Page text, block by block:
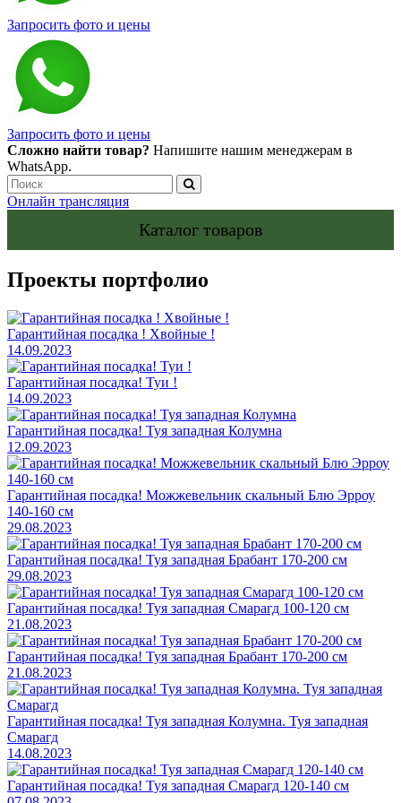
Запросить фото и цены
Запросить фото и цены
Сложно найти товар? Напишите нашим менеджерам в
WhatsApp.
Онлайн трансляция
Каталог товаров
Проекты портфолио
Гарантийная посадка ! Хвойные !
14.09.2023
Гарантийная посадка! Туи !
14.09.2023
Гарантийная посадка! Туя западная Колумна
12.09.2023
Гарантийная посадка! Можжевельник скальный Блю Эрроу
140-160 см
29.08.2023
Гарантийная посадка! Туя западная Брабант 170-200 см
29.08.2023
Гарантийная посадка! Туя западная Смарагд 100-120 см
21.08.2023
Гарантийная посадка! Туя западная Брабант 170-200 см
21.08.2023
Гарантийная посадка! Туя западная Колумна. Туя западная
Смарагд
14.08.2023
Гарантийная посадка! Туя западная Смарагд 120-140 см